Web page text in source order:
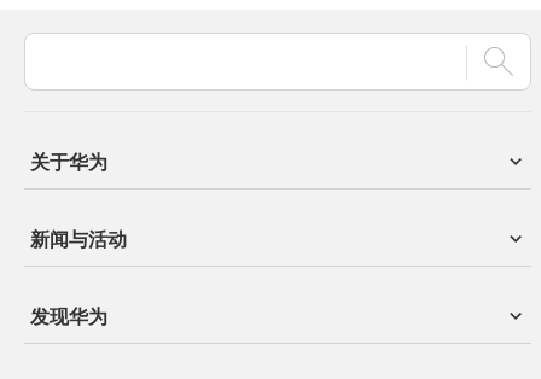
关于华为
新闻与活动
发现华为